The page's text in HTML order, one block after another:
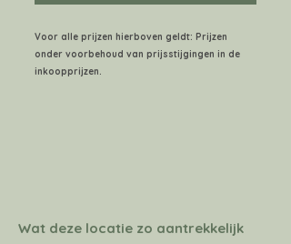
Voor alle prijzen hierboven geldt: Prijzen
onder voorbehoud van prijsstijgingen in de
inkoopprijzen.
Wat deze locatie zo aantrekkelijk